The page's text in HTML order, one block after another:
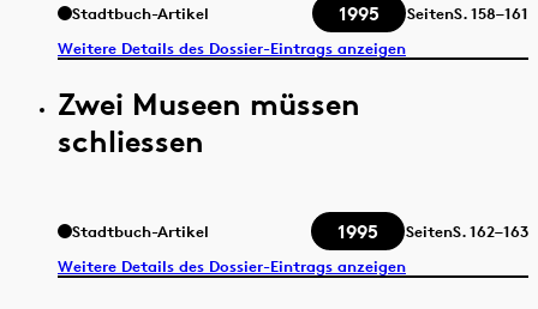
Stadtbuch-Artikel 1995 SeitenS.158–161
Weitere Details des Dossier-Eintrags anzeigen
Zwei Museen müssen
schliessen
Stadtbuch-Artikel 1995 SeitenS.162–163
Weitere Details des Dossier-Eintrags anzeigen